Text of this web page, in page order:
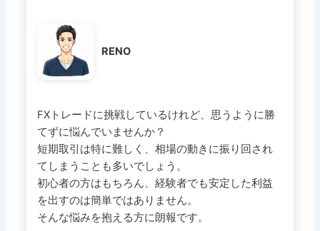
RENO
FXトレードに挑戦しているけれど、思うように勝
てずに悩んでいませんか？
短期取引は特に難しく、相場の動きに振り回され
てしまうことも多いでしょう。
初心者の方はもちろん、経験者でも安定した利益
を出すのは簡単ではありません。
そんな悩みを抱える方に朗報です。